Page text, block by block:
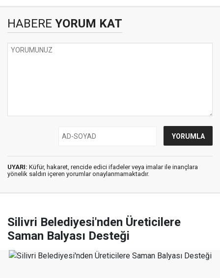
HABERE YORUM KAT
UYARI: Küfür, hakaret, rencide edici ifadeler veya imalar ile inançlara
yönelik saldırı içeren yorumlar onaylanmamaktadır.
Silivri Belediyesi'nden Üreticilere
Saman Balyası Desteği